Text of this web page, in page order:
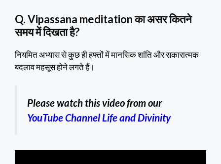
Q. Vipassana meditation का असर कितने
समय में दिखता है?
नियमित अभ्यास से कुछ ही हफ्तों में मानसिक शांति और सकारात्मक
बदलाव महसूस होने लगते हैं।
Please watch this video from our
YouTube Channel Life and Divinity